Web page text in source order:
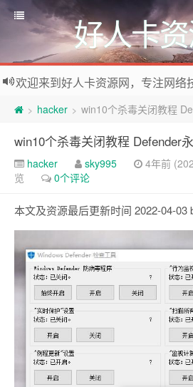
好人卡
> hacker > win10个杀毒关闭教程
win10个杀毒关闭教程 Defender
hacker sky995 4年前
览
0个评论
本文及资源最后更新时间 2022-04-03